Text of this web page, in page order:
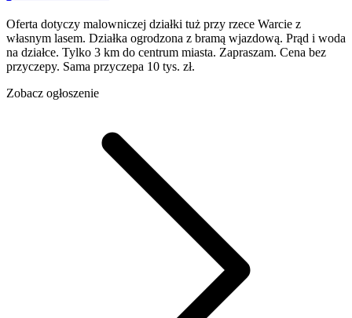
Oferta dotyczy malowniczej działki tuż przy rzece Warcie z
własnym lasem. Działka ogrodzona z bramą wjazdową. Prąd i woda
na działce. Tylko 3 km do centrum miasta. Zapraszam. Cena bez
przyczepy. Sama przyczepa 10 tys. zł.
Zobacz ogłoszenie